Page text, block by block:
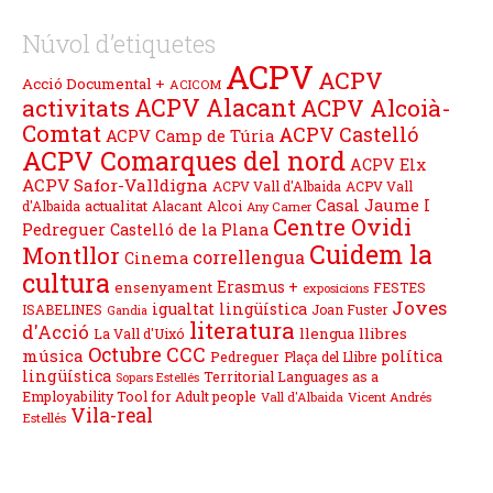
Núvol d’etiquetes
Acció Documental + ACICOM ACPV ACPV
activitats ACPV AlacantACPV Alcoià-
Comtat ACPV Camp de Túria ACPV Castelló
ACPV Comarques del nord ACPV Elx
ACPV Safor-Valldigna ACPV Vall d'Albaida ACPV Vall
d'Albaida actualitat Alacant Alcoi Any Carner Casal Jaume I
Pedreguer Castelló de la Plana Centre Ovidi
Montllor Cinema correllengua Cuidem la
cultura ensenyament Erasmus + exposicions FESTES
ISABELINES Gandia igualtat lingüística Joan Fuster Joves
d'Acció La Vall d'Uixó literatura llengua llibres
música Octubre CCC Pedreguer Plaça del Llibre política
lingüística Sopars Estellés Territorial Languages as a
Employability Tool for Adult people Vall d'Albaida Vicent Andrés
Estellés Vila-real